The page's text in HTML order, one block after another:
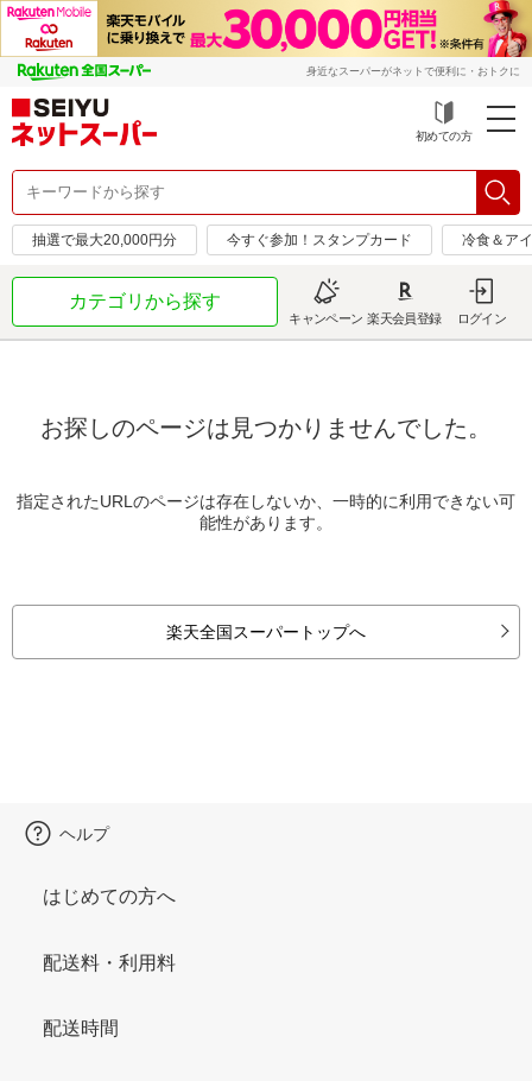
身近なスーパーがネットで便利に・おトクに
初めての方
抽選で最大20,000円分 今すぐ参加！スタンプカード 冷食＆ア
カテゴリから探す
キャンペーン 楽天会員登録 ログイン
お探しのページは見つかりませんでした。
指定されたURLのページは存在しないか、一時的に利用できない可
能性があります。
楽天全国スーパートップへ
ヘルプ
はじめての方へ
配送料・利用料
配送時間